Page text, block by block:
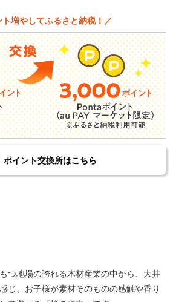
ト増やしてふるさと納税！／
ポイント交換所はこちら
つ地場の誇れる木材産業の中から、大井
じ、お子様が素材そのものの感触や香り